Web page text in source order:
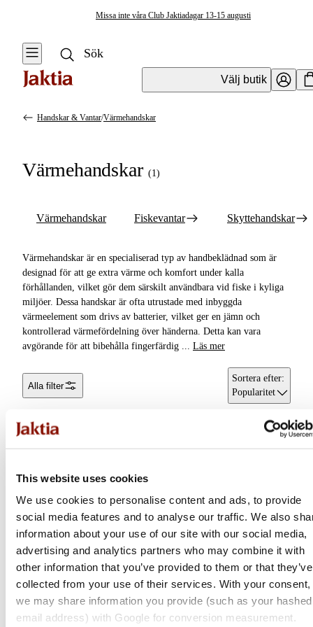
This website uses cookies
We use cookies to personalise content and ads, to provide
social media features and to analyse our traffic. We also
information about your use of our site with our social media,
advertising and analytics partners who may combine it with
other information that you’ve provided to them or that they’ve
collected from your use of their services. With your consent,
we may share information you provide (such as your hashed
email address) with Google for conversion measurement.
Missa inte våra Club Jaktiadagar 13-15 augusti
Välj butik
Regnställ
Jackor
Tröjor &
Skjortor
Handskar &
Huvudbonader
Byxor & Shorts
Fiskeställ
Underkläder &
Underställ
Handskar &
Skyttehandskar
Handskar & Vantar/Värmehandskar
Värmehandskar (1)
Värmehandskar Fiskevantar Skyttehandskar
Värmehandskar är en specialiserad typ av handbeklädnad som är
designad för att ge extra värme och komfort under kalla
förhållanden, vilket gör dem särskilt användbara vid fiske i kyliga
miljöer. Dessa handskar är ofta utrustade med inbyggda
värmeelement som drivs av batterier, vilket ger en jämn och
kontrollerad värmefördelning över händerna. Detta kan vara
avgörande för att bibehålla fingerfärdig ... Läs mer
Alla filter
Sortera efter:
Popularitet
Haunter